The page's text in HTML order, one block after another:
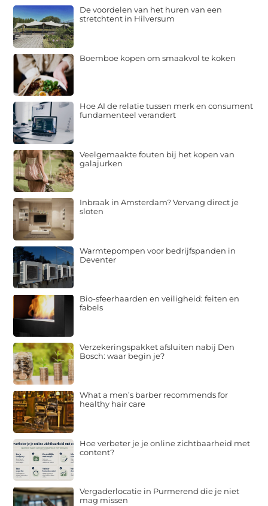
De voordelen van het huren van een
stretchtent in Hilversum
Boemboe kopen om smaakvol te koken
Hoe AI de relatie tussen merk en consument
fundamenteel verandert
Veelgemaakte fouten bij het kopen van
galajurken
Inbraak in Amsterdam? Vervang direct je
sloten
Warmtepompen voor bedrijfspanden in
Deventer
Bio-sfeerhaarden en veiligheid: feiten en
fabels
Verzekeringspakket afsluiten nabij Den
Bosch: waar begin je?
What a men’s barber recommends for
healthy hair care
Hoe verbeter je je online zichtbaarheid met
content?
Vergaderlocatie in Purmerend die je niet
mag missen